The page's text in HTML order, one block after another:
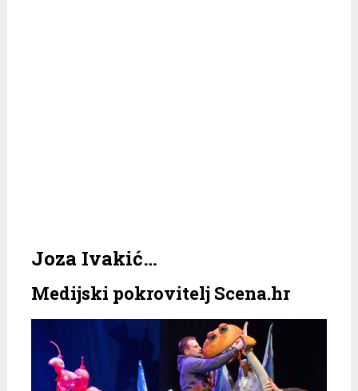
Joza Ivakić…
Medijski pokrovitelj Scena.hr